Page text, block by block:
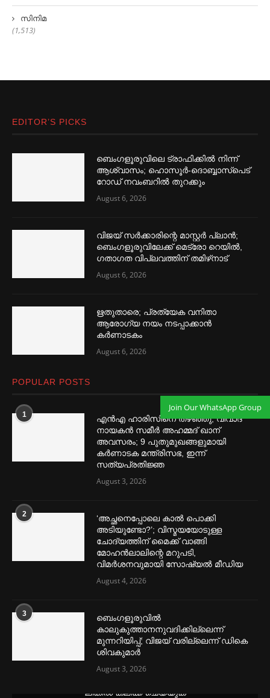
സിനിമ
(1,513)
EDITOR’S PICKS
ബെംഗളൂരുവിലെ ട്രാഫിക്കില്‍ നിന്ന്
ആശ്വാസം; ഹൊസൂര്‍-ദൊബ്ബാസ്പെട്
റോഡ് നവംബറില്‍ തുറക്കും
August 6, 2026
വിജയ് സര്‍ക്കാരിന്റെ മാസ്റ്റര്‍ പ്ലാന്‍;
ബെംഗളൂരുവിലേക്ക് മെട്രോ റെയില്‍,
ഗതാഗത വിപ്ലവത്തിന് തമിഴ്‌നാട്
August 6, 2026
ഋതുതാരെ; പ്രത്യേക വനിതാ
ആരോഗ്യ നയം നടപ്പാക്കാൻ
കര്‍ണാടകം
August 6, 2026
POPULAR POSTS
1
എൻഎ ഹാരിസിനെ തഴ‌‍ഞ്ഞു, വിവാദ
നായകൻ സമീര്‍ അഹമ്മദ് ഖാന്
അവസരം; 9 പുതുമുഖങ്ങളുമായി
കര്‍ണാടക മന്ത്രിസഭ, ഇന്ന്
സത്യപ്രതിജ്ഞ
August 3, 2026
2
‘അച്ഛനെപ്പോലെ കാല്‍ പൊക്കി
അടിയുണ്ടോ?’; വിസ്മയയോടുള്ള
ചോദ്യത്തിന് മൈക്ക് വാങ്ങി
മോഹൻലാലിന്റെ മറുപടി,
വിമര്‍ശനവുമായി സോഷ്യല്‍ മീഡിയ
August 4, 2026
3
ബെംഗളൂരുവില്‍
കാലുകുത്താനനുവദിക്കില്ലെന്ന്
മുന്നറിയിപ്പ്; വിജയ് വരില്ലെന്ന് ഡികെ
ശിവകുമാര്‍
August 3, 2026
ലിങ്കിൽ ക്ലിക്ക് ചെയ്യുക
Join Our WhatsApp Group